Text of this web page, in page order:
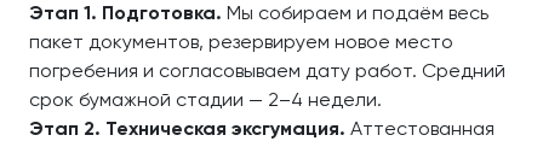
Этап 1. Подготовка. Мы собираем и подаём весь
пакет документов, резервируем новое место
погребения и согласовываем дату работ. Средний
срок бумажной стадии — 2–4 недели.
Этап 2. Техническая эксгумация. Аттестованная